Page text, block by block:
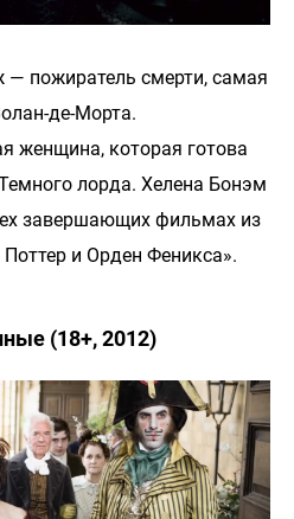
— пожиратель смерти, самая
де-Морта.
женщина, которая готова
лорда. Хелена Бонэм
завершающих фильмах из
и Орден Феникса».
(18+, 2012)